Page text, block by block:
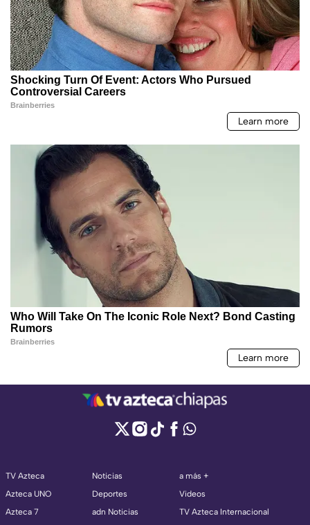
TV Azteca
Azteca UNO
Azteca 7
Noticias
Deportes
adn Noticias
a más +
Videos
TV Azteca Internacional